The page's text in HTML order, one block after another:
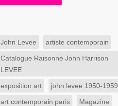
John Levee artiste contemporain
Catalogue Raisonné John Harrison
LEVEE
exposition art john levee 1950-1959
art contemporain paris Magazine